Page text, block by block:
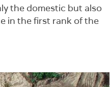
the domestic but also
in the first rank of the